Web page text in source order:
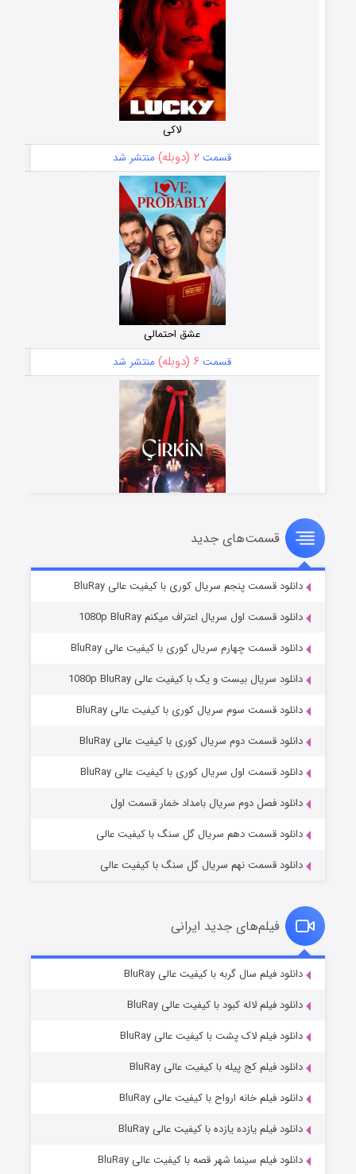
لاکی
قسمت ۲ (دوبله) منتشر شد
عشق احتمالی
قسمت ۶ (دوبله) منتشر شد
سریال زشت
قسمت۵ (زیرنویس) منتشر شد
وستی ها
قسمت۱ (زیرنویس) منتشر شد
قسمت۶ (زیرنویس) منتشر شد
قسمت‌های جدید
دانلود قسمت پنجم سریال کوری با کیفیت عالی BluRay
دانلود قسمت اول سریال اعتراف میکنم 1080p BluRay
دانلود قسمت چهارم سریال کوری با کیفیت عالی BluRay
دانلود سریال بیست و یک با کیفیت عالی 1080p BluRay
دانلود قسمت سوم سریال کوری با کیفیت عالی BluRay
دانلود قسمت دوم سریال کوری با کیفیت عالی BluRay
دانلود قسمت اول سریال کوری با کیفیت عالی BluRay
دانلود فصل دوم سریال بامداد خمار قسمت اول
دانلود قسمت دهم سریال گل سنگ با کیفیت عالی
دانلود قسمت نهم سریال گل سنگ با کیفیت عالی
فیلم‌های جدید ایرانی
دانلود فیلم سال گربه با کیفیت عالی BluRay
دانلود فیلم لاله کبود با کیفیت عالی BluRay
دانلود فیلم لاک پشت با کیفیت عالی BluRay
دانلود فیلم کج‌ پیله با کیفیت عالی BluRay
دانلود فیلم خانه ارواح با کیفیت عالی BluRay
دانلود فیلم یازده یازده با کیفیت عالی BluRay
دانلود فیلم سینما شهر قصه با کیفیت عالی BluRay